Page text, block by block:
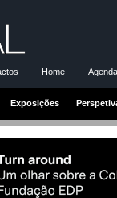
Home
Exposições